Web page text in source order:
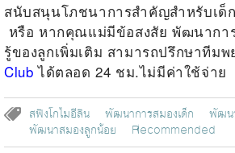
สนับสนุนโภชนาการสำคัญสำหรับเด็
หรือ หากคุณแม่มีข้อสงสัย พัฒนากา
รู้ของลูกเพิ่มเติม สามารถปรึกษาทีมพ
Club ได้ตลอด 24 ชม.ไม่มีค่าใช้จ่าย
สฟิงโกไมอีลิน พัฒนาการสมองเด็ก
พัฒน
พัฒนาสมองลูกน้อย
Recommended